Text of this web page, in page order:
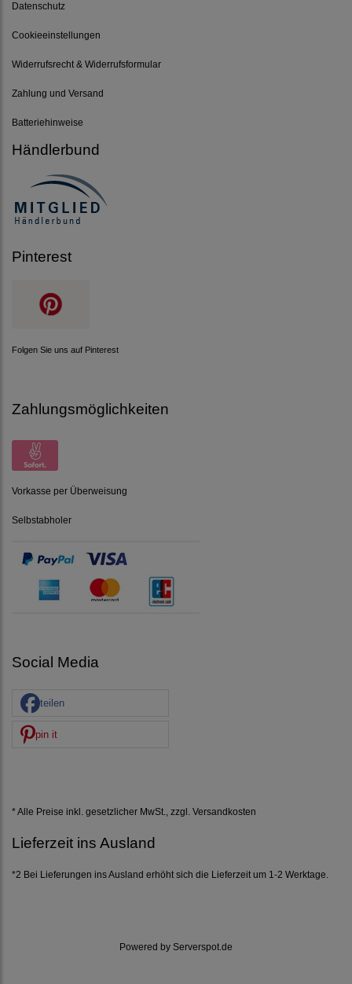
Datenschutz
Cookieeinstellungen
Widerrufsrecht & Widerrufsformular
Zahlung und Versand
Batteriehinweise
Händlerbund
Pinterest
Folgen Sie uns auf Pinterest
Zahlungsmöglichkeiten
Vorkasse per Überweisung
Selbstabholer
Social Media
teilen
pin it
* Alle Preise inkl. gesetzlicher MwSt., zzgl. Versandkosten
Lieferzeit ins Ausland
*2 Bei Lieferungen ins Ausland erhöht sich die Lieferzeit um 1-2 Werktage.
Powered by Serverspot.de